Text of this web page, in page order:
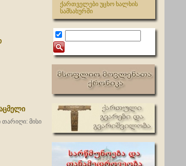
თარიღი: მისი
ქართველები უცხო ხალხის
სამსახურში